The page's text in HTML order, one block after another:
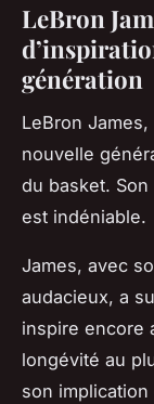
LeBron
génération
LeBron
nouvelle
du basket.
est indéniable.
James, avec
audacieux, a
inspire encore
longévité au
son